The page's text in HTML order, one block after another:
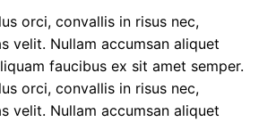
orci, convallis in risus nec,
velit. Nullam accumsan aliquet
faucibus ex sit amet semper.
orci, convallis in risus nec,
velit. Nullam accumsan aliquet